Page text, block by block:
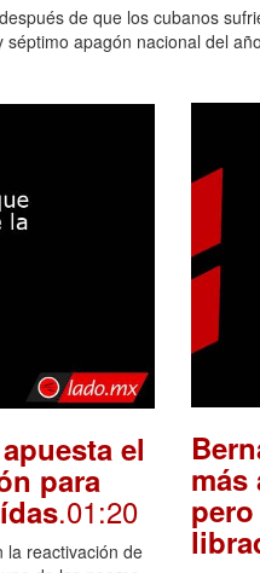
de que los cubanos
apagón nacional del año
el
para
.01:20
la reactivación de
más